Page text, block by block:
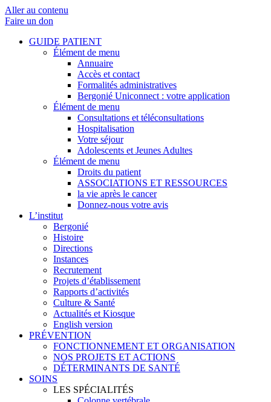
Aller au contenu
Faire un don
GUIDE PATIENT
Élément de menu
Annuaire
Accès et contact
Formalités administratives
Bergonié Uniconnect : votre application
Élément de menu
Consultations et téléconsultations
Hospitalisation
Votre séjour
Adolescents et Jeunes Adultes
Élément de menu
Droits du patient
ASSOCIATIONS ET RESSOURCES
la vie après le cancer
Donnez-nous votre avis
L’institut
Bergonié
Histoire
Directions
Instances
Recrutement
Projets d’établissement
Rapports d’activités
Culture & Santé
Actualités et Kiosque
English version
PRÉVENTION
FONCTIONNEMENT ET ORGANISATION
NOS PROJETS ET ACTIONS
DÉTERMINANTS DE SANTÉ
SOINS
LES SPÉCIALITÉS